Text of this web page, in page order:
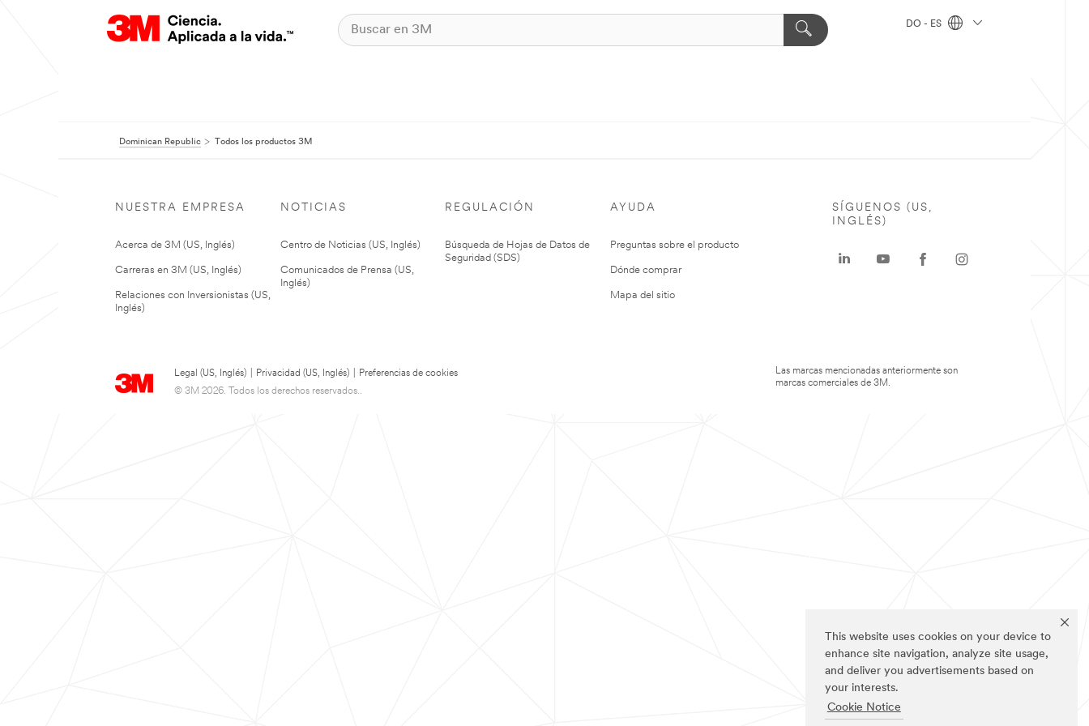
This website uses cookies on your device to
enhance site navigation, analyze site usage,
and deliver you advertisements based on
your interests.
Cookie Notice
DO - ES
Dominican Republic Todos los productos 3M
NUESTRA EMPRESA
Acerca de 3M (US, Inglés)
Carreras en 3M (US, Inglés)
Relaciones con Inversionistas (US,
Inglés)
NOTICIAS
Centro de Noticias (US, Inglés)
Comunicados de Prensa (US,
Inglés)
REGULACIÓN
Búsqueda de Hojas de Datos de
Seguridad (SDS)
AYUDA
Preguntas sobre el producto
Dónde comprar
Mapa del sitio
Legal (US, Inglés) Privacidad (US, Inglés)
Preferencias de cookies
© 3M 2026. Todos los derechos reservados..
SÍGUENOS (US,
INGLÉS)
Las marcas mencionadas anteriormente son
marcas comerciales de 3M.